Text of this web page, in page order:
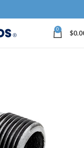
0 $